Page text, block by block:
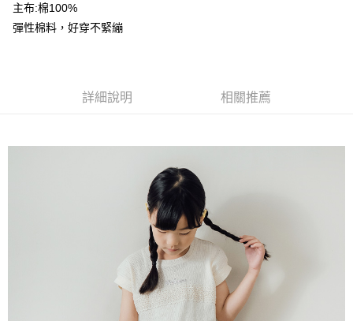
全家付款取貨
每筆NT$80，滿NT$2,000(含以上)免運費
每筆NT$80，滿NT$2,000(含以上)免運費
每筆NT$80，滿NT$2,000(含以上)免運費
主布:棉100%
彈性棉料，好穿不緊繃
詳細說明 相關推薦